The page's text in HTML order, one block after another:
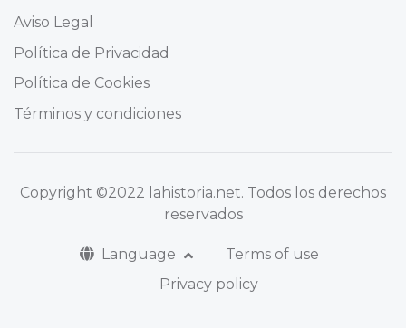
Aviso Legal
Política de Privacidad
Política de Cookies
Términos y condiciones
Copyright ©2022 lahistoria.net. Todos los derechos
reservados
Language
Terms of use
Privacy policy